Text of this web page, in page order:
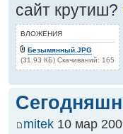
сайт крутиш?
ВЛОЖЕНИЯ
Безымянный.JPG
(31.93 КБ) Скачиваний: 165
mitek 10 мар